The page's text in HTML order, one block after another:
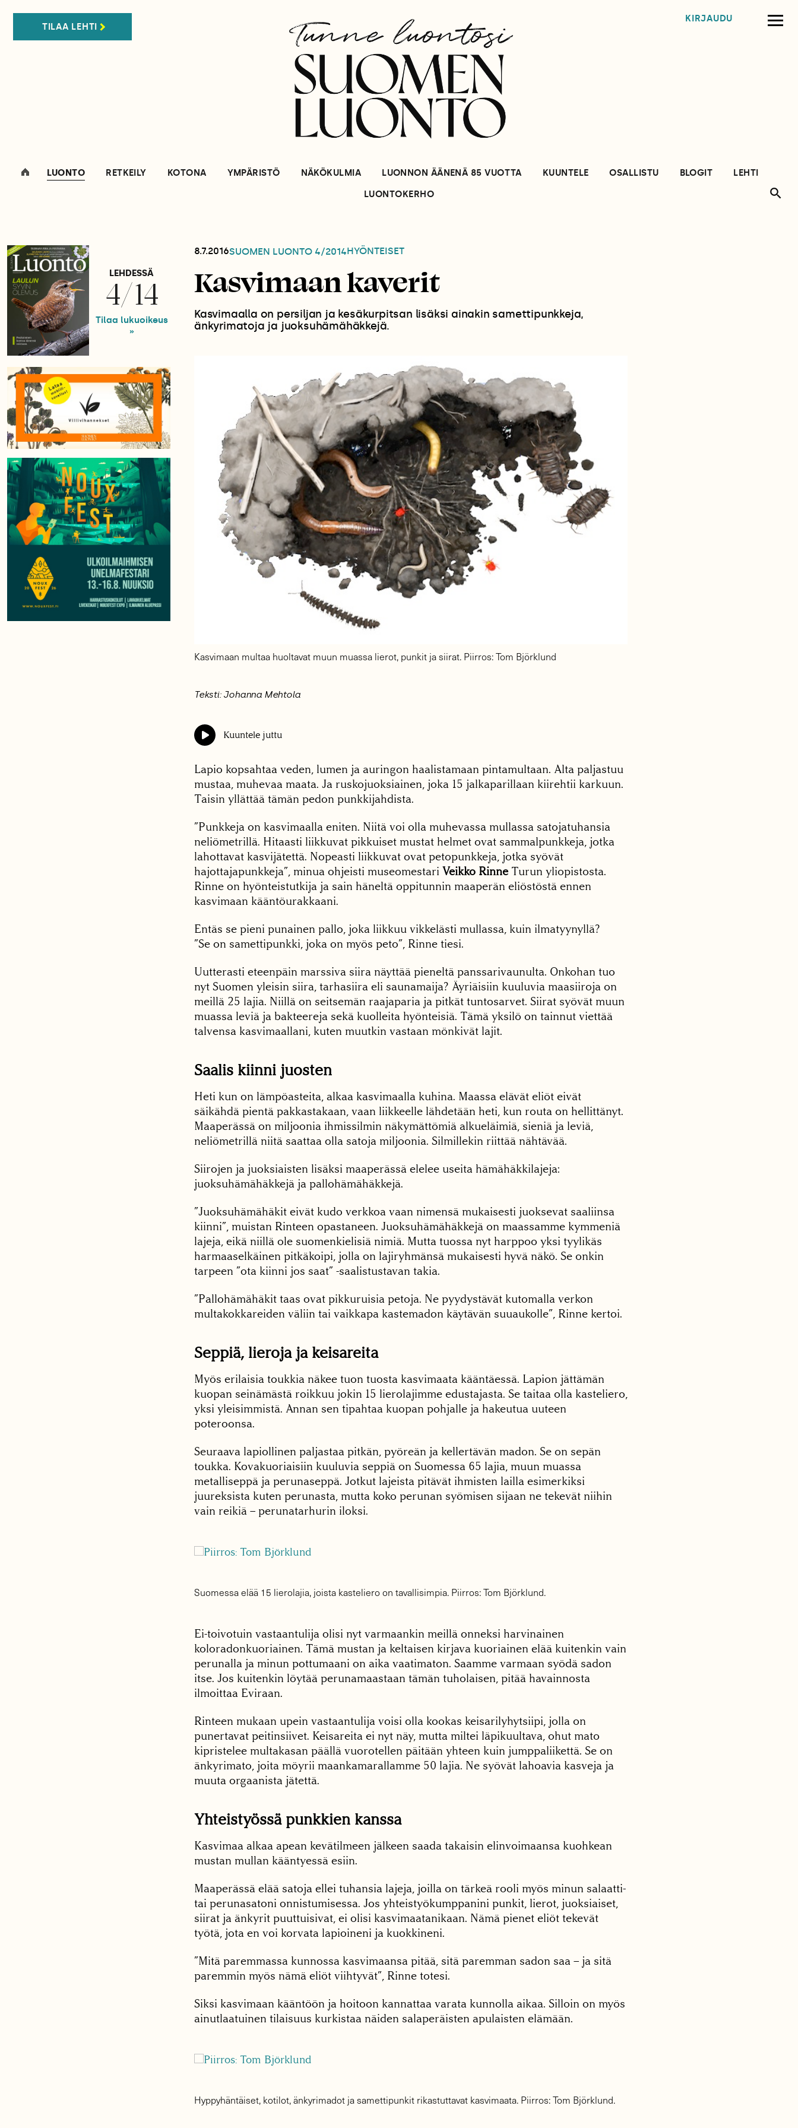
TILAA LEHTI
KIRJAUDU
LUONTO RETKEILY KOTONA YMPÄRISTÖ NÄKÖKULMIA LUONNON ÄÄNENÄ 85 VUOTTA KUUNTELE OSALLISTU BLOGIT
LEHTI
LUONTOKERHO
LEHDESSÄ
4/14
Tilaa lukuoikeus
»
8.7.2016SUOMEN LUONTO 4/2014HYÖNTEISET
Kasvimaan kaverit
Kasvimaalla on persiljan ja kesäkurpitsan lisäksi ainakin samettipunkkeja,
änkyrimatoja ja juoksuhämähäkkejä.
Kasvimaan multaa huoltavat muun muassa lierot, punkit ja siirat. Piirros: Tom Björklund
Teksti: Johanna Mehtola
Kuuntele juttu
Lapio kopsahtaa veden, lumen ja auringon haalistamaan pintamultaan. Alta paljastuu
mustaa, muhevaa maata. Ja ruskojuoksiainen, joka 15 jalkaparillaan kiirehtii karkuun.
Taisin yllättää tämän pedon punkkijahdista.
”Punkkeja on kasvimaalla eniten. Niitä voi olla muhevassa mullassa satojatuhansia
neliömetrillä. Hitaasti liikkuvat pikkuiset mustat helmet ovat sammalpunkkeja, jotka
lahottavat kasvijätettä. Nopeasti liikkuvat ovat petopunkkeja, jotka syövät
hajottajapunkkeja”, minua ohjeisti museomestari Veikko Rinne Turun yliopistosta.
Rinne on hyönteistutkija ja sain häneltä oppitunnin maaperän eliöstöstä ennen
kasvimaan kääntöurakkaani.
Entäs se pieni punainen pallo, joka liikkuu vikkelästi mullassa, kuin ilmatyynyllä?
”Se on samettipunkki, joka on myös peto”, Rinne tiesi.
Uutterasti eteenpäin marssiva siira näyttää pieneltä panssarivaunulta. Onkohan tuo
nyt Suomen yleisin siira, tarhasiira eli saunamaija? Äyriäisiin kuuluvia maasiiroja on
meillä 25 lajia. Niillä on seitsemän raajaparia ja pitkät tuntosarvet. Siirat syövät muun
muassa leviä ja bakteereja sekä kuolleita hyönteisiä. Tämä yksilö on tainnut viettää
talvensa kasvimaallani, kuten muutkin vastaan mönkivät lajit.
Saalis kiinni juosten
Heti kun on lämpöasteita, alkaa kasvimaalla kuhina. Maassa elävät eliöt eivät
säikähdä pientä pakkastakaan, vaan liikkeelle lähdetään heti, kun routa on hellittänyt.
Maaperässä on miljoonia ihmissilmin näkymättömiä alkueläimiä, sieniä ja leviä,
neliömetrillä niitä saattaa olla satoja miljoonia. Silmillekin riittää nähtävää.
Siirojen ja juoksiaisten lisäksi maaperässä elelee useita hämähäkkilajeja:
juoksuhämähäkkejä ja pallohämähäkkejä.
”Juoksuhämähäkit eivät kudo verkkoa vaan nimensä mukaisesti juoksevat saaliinsa
kiinni”, muistan Rinteen opastaneen. Juoksuhämähäkkejä on maassamme kymmeniä
lajeja, eikä niillä ole suomenkielisiä nimiä. Mutta tuossa nyt harppoo yksi tyylikäs
harmaaselkäinen pitkäkoipi, jolla on lajiryhmänsä mukaisesti hyvä näkö. Se onkin
tarpeen ”ota kiinni jos saat” -saalistustavan takia.
”Pallohämähäkit taas ovat pikkuruisia petoja. Ne pyydystävät kutomalla verkon
multakokkareiden väliin tai vaikkapa kastemadon käytävän suuaukolle”, Rinne kertoi.
Seppiä, lieroja ja keisareita
Myös erilaisia toukkia näkee tuon tuosta kasvimaata kääntäessä. Lapion jättämän
kuopan seinämästä roikkuu jokin 15 lierolajimme edustajasta. Se taitaa olla kasteliero,
yksi yleisimmistä. Annan sen tipahtaa kuopan pohjalle ja hakeutua uuteen
poteroonsa.
Seuraava lapiollinen paljastaa pitkän, pyöreän ja kellertävän madon. Se on sepän
toukka. Kovakuoriaisiin kuuluvia seppiä on Suomessa 65 lajia, muun muassa
metalliseppä ja perunaseppä. Jotkut lajeista pitävät ihmisten lailla esimerkiksi
juureksista kuten perunasta, mutta koko perunan syömisen sijaan ne tekevät niihin
vain reikiä – perunatarhurin iloksi.
Suomessa elää 15 lierolajia, joista kasteliero on tavallisimpia. Piirros: Tom Björklund.
Ei-toivotuin vastaantulija olisi nyt varmaankin meillä onneksi harvinainen
koloradonkuoriainen. Tämä mustan ja keltaisen kirjava kuoriainen elää kuitenkin vain
perunalla ja minun pottumaani on aika vaatimaton. Saamme varmaan syödä sadon
itse. Jos kuitenkin löytää perunamaastaan tämän tuholaisen, pitää havainnosta
ilmoittaa Eviraan.
Rinteen mukaan upein vastaantulija voisi olla kookas keisarilyhytsiipi, jolla on
punertavat peitinsiivet. Keisareita ei nyt näy, mutta miltei läpikuultava, ohut mato
kipristelee multakasan päällä vuorotellen päitään yhteen kuin jumppaliikettä. Se on
änkyrimato, joita möyrii maankamarallamme 50 lajia. Ne syövät lahoavia kasveja ja
muuta orgaanista jätettä.
Yhteistyössä punkkien kanssa
Kasvimaa alkaa apean kevätilmeen jälkeen saada takaisin elinvoimaansa kuohkean
mustan mullan kääntyessä esiin.
Maaperässä elää satoja ellei tuhansia lajeja, joilla on tärkeä rooli myös minun salaatti-
tai perunasatoni onnistumisessa. Jos yhteistyökumppanini punkit, lierot, juoksiaiset,
siirat ja änkyrit puuttuisivat, ei olisi kasvimaatanikaan. Nämä pienet eliöt tekevät
työtä, jota en voi korvata lapioineni ja kuokkineni.
”Mitä paremmassa kunnossa kasvimaansa pitää, sitä paremman sadon saa – ja sitä
paremmin myös nämä eliöt viihtyvät”, Rinne totesi.
Siksi kasvimaan kääntöön ja hoitoon kannattaa varata kunnolla aikaa. Silloin on myös
ainutlaatuinen tilaisuus kurkistaa näiden salaperäisten apulaisten elämään.
Hyppyhäntäiset, kotilot, änkyrimadot ja samettipunkit rikastuttavat kasvimaata. Piirros: Tom Björklund.